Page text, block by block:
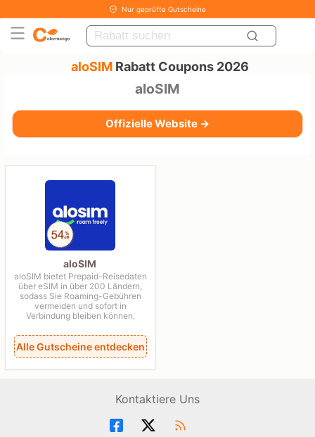
Nur geprüfte Gutscheine
aloSIMRabatt Coupons 2026
aloSIM
Offizielle Website →
aloSIM
aloSIM bietet Prepaid-Reisedaten
über eSIM in über 200 Ländern,
sodass Sie Roaming-Gebühren
vermeiden und sofort in
Verbindung bleiben können.
Alle Gutscheine entdecken
Kontaktiere Uns